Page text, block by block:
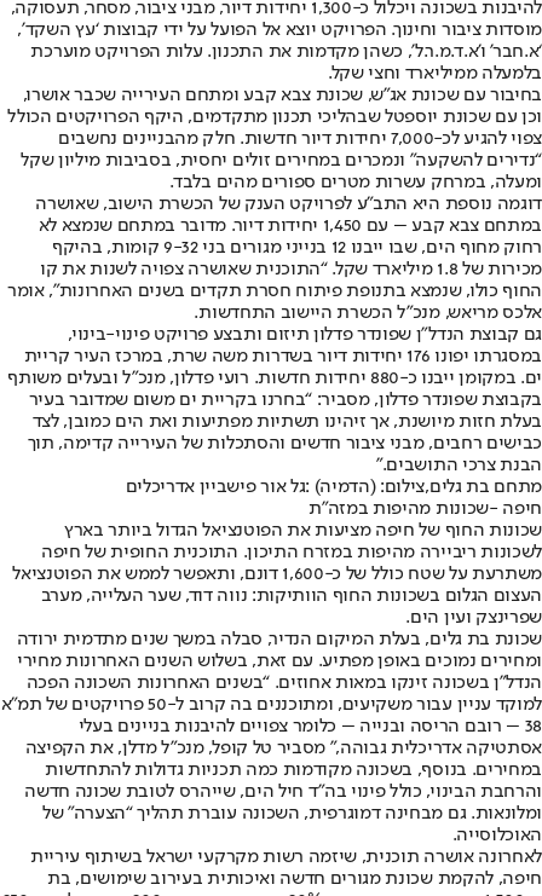
להיבנות בשכונה ויכלול כ-1,300 יחידות דיור, מבני ציבור, מסחר, תעסוקה,
מוסדות ציבור וחינוך. הפרויקט יוצא אל הפועל על ידי קבוצות ‘עץ השקד’,
‘א.חבר’ ו’א.ד.מ.ר.ל’, כשהן מקדמות את התכנון. עלות הפרויקט מוערכת
בלמעלה ממיליארד וחצי שקל.
בחיבור עם שכונת אג"ש, שכונת צבא קבע ומתחם העירייה שכבר אושרו,
וכן עם שכונת יוספטל שבהליכי תכנון מתקדמים, היקף הפרויקטים הכולל
צפוי להגיע לכ-7,000 יחידות דיור חדשות. חלק מהבניינים נחשבים
“נדירים להשקעה" ונמכרים במחירים זולים יחסית, בסביבות מיליון שקל
ומעלה, במרחק עשרות מטרים ספורים מהים בלבד.
דוגמה נוספת היא התב"ע לפרויקט הענק של הכשרת הישוב, שאושרה
במתחם צבא קבע – עם 1,450 יחידות דיור. מדובר במתחם שנמצא לא
רחוק מחוף הים, שבו ייבנו 12 בנייני מגורים בני 9-32 קומות, בהיקף
מכירות של 1.8 מיליארד שקל. “התוכנית שאושרה צפויה לשנות את קו
החוף כולו, שנמצא בתנופת פיתוח חסרת תקדים בשנים האחרונות", אומר
אלכס מריאש, מנכ"ל הכשרת היישוב התחדשות.
גם קבוצת הנדל"ן שפונדר פדלון תיזום ותבצע פרויקט פינוי-בינוי,
במסגרתו יפונו 176 יחידות דיור בשדרות משה שרת, במרכז העיר קריית
ים. במקומן ייבנו כ-880 יחידות חדשות. רועי פדלון, מנכ"ל ובעלים משותף
בקבוצת שפונדר פדלון, מסביר: “בחרנו בקריית ים משום שמדובר בעיר
בעלת חזות מיושנת, אך זיהינו תשתיות מפתיעות ואת הים כמובן, לצד
כבישים רחבים, מבני ציבור חדשים והסתכלות של העירייה קדימה, תוך
הבנת צרכי התושבים."
מתחם בת גלים,צילום: (הדמיה) :גל אור פישביין אדריכלים
חיפה -שכונות מהיפות במזה"ת
שכונות החוף של חיפה מציעות את הפוטנציאל הגדול ביותר בארץ
לשכונות ריביירה מהיפות במזרח התיכון. התוכנית החופית של חיפה
משתרעת על שטח כולל של כ-1,600 דונם, ותאפשר לממש את הפוטנציאל
העצום הגלום בשכונות החוף הוותיקות: נווה דוד, שער העלייה, מערב
שפרינצק ועין הים.
שכונת בת גלים, בעלת המיקום הנדיר, סבלה במשך שנים מתדמית ירודה
ומחירים נמוכים באופן מפתיע. עם זאת, בשלוש השנים האחרונות מחירי
הנדל"ן בשכונה זינקו במאות אחוזים. “בשנים האחרונות השכונה הפכה
למוקד עניין עבור משקיעים, ומתוכננים בה קרוב ל-50 פרויקטים של תמ"א
38 – רובם הריסה ובנייה – כלומר צפויים להיבנות בניינים בעלי
אסתטיקה אדריכלית גבוהה," מסביר טל קופל, מנכ"ל מדלן, את הקפיצה
במחירים. בנוסף, בשכונה מקודמות כמה תכניות גדולות להתחדשות
והרחבת הבינוי, כולל פינוי בה"ד חיל הים, שייהרס לטובת שכונה חדשה
ומלונאות. גם מבחינה דמוגרפית, השכונה עוברת תהליך “הצערה" של
האוכלוסייה.
לאחרונה אושרה תוכנית, שיזמה רשות מקרקעי ישראל בשיתוף עיריית
חיפה, להקמת שכונת מגורים חדשה ואיכותית בעירוב שימושים, בת